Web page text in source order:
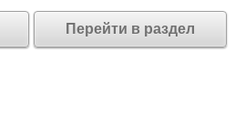
Перейти в раздел